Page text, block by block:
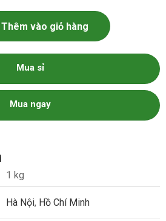
Thêm vào giỏ hàng
Mua sỉ
Mua ngay
1 kg
Hà Nội, Hồ Chí Minh